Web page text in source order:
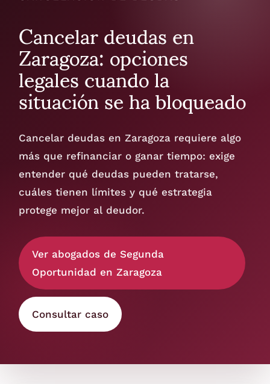
Cancelar deudas en
Zaragoza: opciones
legales cuando la
situación se ha bloqueado
Cancelar deudas en Zaragoza requiere algo
más que refinanciar o ganar tiempo: exige
entender qué deudas pueden tratarse,
cuáles tienen límites y qué estrategia
protege mejor al deudor.
Ver abogados de Segunda
Oportunidad en Zaragoza
Consultar caso